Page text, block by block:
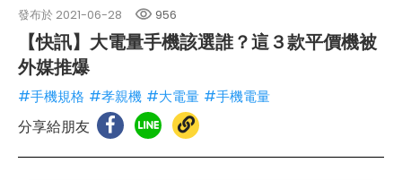
發布於 2021-06-28 956
【快訊】大電量手機該選誰？這３款平價機被
外媒推爆
#手機規格 #孝親機 #大電量 #手機電量
分享給朋友